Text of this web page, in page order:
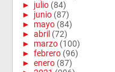
► julio (84)
► junio (87)
► mayo (84)
► abril (72)
► marzo (100)
► febrero (96)
► enero (87)